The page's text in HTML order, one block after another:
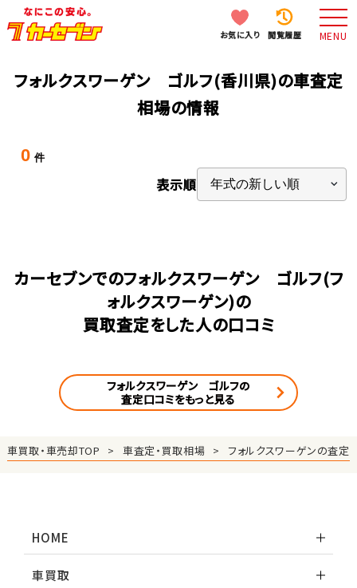
お気に入り 閲覧履歴 MENU
フォルクスワーゲン ゴルフ(香川県)の車査定
相場の情報
0 件
表示順
カーセブンでのフォルクスワーゲン ゴルフ(フ
ォルクスワーゲン)の
買取査定をした人の口コミ
フォルクスワーゲン ゴルフの
査定口コミをもっと見る
車買取・車売却TOP 車査定・買取相場 フォルクスワーゲンの査定
HOME
車買取